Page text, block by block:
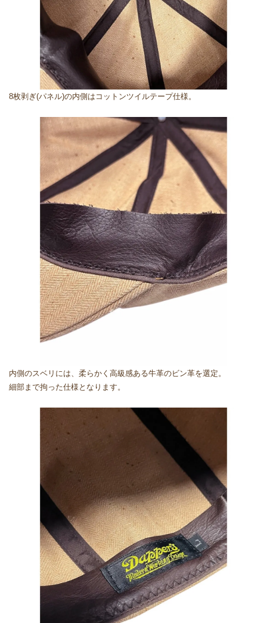
8枚剥ぎ(パネル)の内側はコットンツイルテープ仕様。
内側のスベリには、柔らかく高級感ある牛革のビン革を選定。
細部まで拘った仕様となります。